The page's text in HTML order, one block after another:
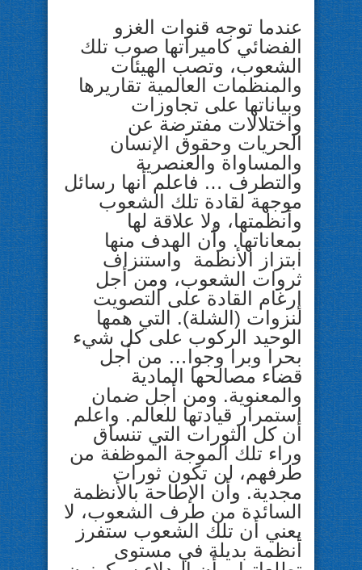
عندما توجه قنوات الغزو
الفضائي كاميراتها صوب تلك
الشعوب، وتصب الهيئات
والمنظمات العالمية تقاريرها
وبياناتها على تجاوزات
واختلالات مفترضة عن
الحريات وحقوق الإنسان
والمساواة والعنصرية
والتطرف … فاعلم أنها رسائل
موجهة لقادة تلك الشعوب
وأنظمتها، ولا علاقة لها
بمعاناتها. وأن الهدف منها
ابتزاز الأنظمة واستنزاف
ثروات الشعوب، ومن أجل
إرغام القادة على التصويت
لنزوات (الشلة). التي همها
الوحيد الركوب على كل شيء
بحرا وبرا وجوا… من أجل
قضاء مصالحها المادية
والمعنوية. ومن أجل ضمان
استمرار قيادتها للعالم. واعلم
أن كل الثورات التي تنساق
وراء تلك الموجة الموظفة من
طرفهم، لن تكون ثورات
مجدية. وأن الإطاحة بالأنظمة
السائدة من طرف الشعوب، لا
يعني أن تلك الشعوب ستفرز
أنظمة بديلة في مستوى